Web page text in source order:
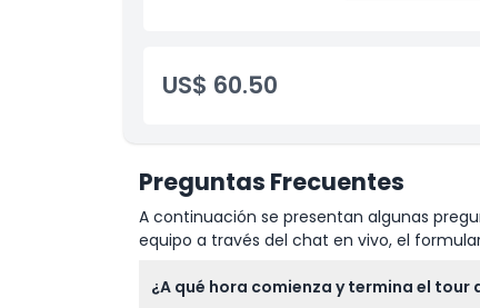
Traslados compartidos (ida y vuelta)
US$ 60.50
Preguntas Frecuentes
A continuación se presentan algunas
equipo a través del chat en vivo, el
¿A qué hora comienza y termina el tour